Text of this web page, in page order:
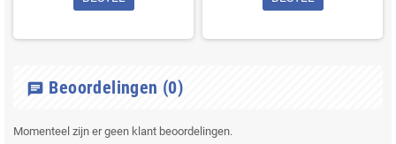
chat Beoordelingen (0)
Momenteel zijn er geen klant beoordelingen.